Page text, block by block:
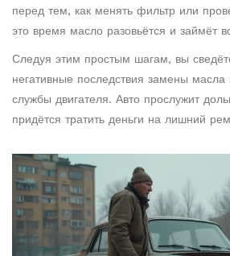
перед тем, как менять фильтр или
это время масло разовьётся и займёт
Следуя этим простым шагам, вы
негативные последствия замены масла
службы двигателя. Авто прослужит
придётся тратить деньги на лишний